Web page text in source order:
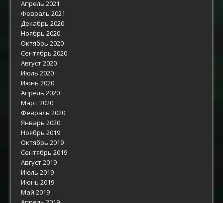
Апрель 2021
Февраль 2021
Декабрь 2020
Ноябрь 2020
Октябрь 2020
Сентябрь 2020
Август 2020
Июль 2020
Июнь 2020
Апрель 2020
Март 2020
Февраль 2020
Январь 2020
Ноябрь 2019
Октябрь 2019
Сентябрь 2019
Август 2019
Июль 2019
Июнь 2019
Май 2019